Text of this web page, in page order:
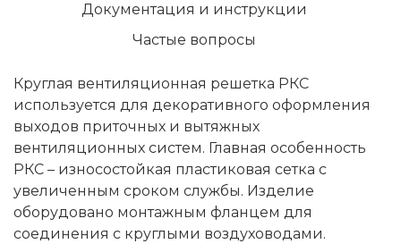
Документация и инструкции
Частые вопросы
Круглая вентиляционная решетка РКС
используется для декоративного оформления
выходов приточных и вытяжных
вентиляционных систем. Главная особенность
РКС – износостойкая пластиковая сетка с
увеличенным сроком службы. Изделие
оборудовано монтажным фланцем для
соединения с круглыми воздуховодами.